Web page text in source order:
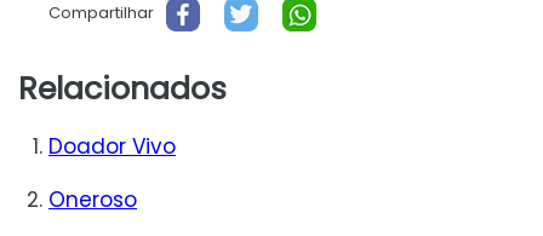
Compartilhar
Relacionados
Doador Vivo
Oneroso